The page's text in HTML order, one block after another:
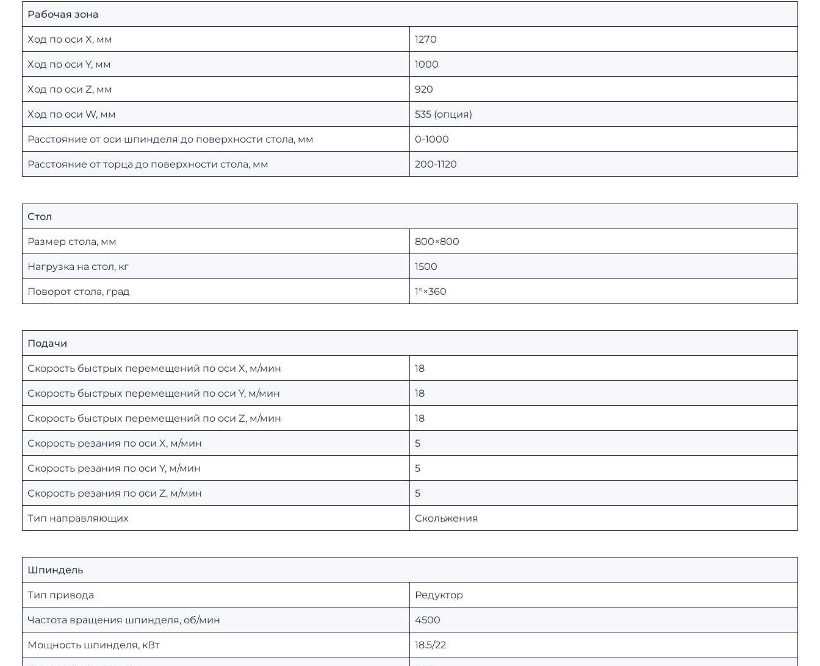
Рабочая зона
Ход по оси X, мм 1270
Ход по оси Y, мм 1000
Ход по оси Z, мм 920
Ход по оси W, мм 535 (опция)
Расстояние от оси шпинделя до поверхности стола, мм 0-1000
Расстояние от торца до поверхности стола, мм 200-1120
Стол
Размер стола, мм 800×800
Нагрузка на стол, кг 1500
Поворот стола, град 1°×360
Подачи
Скорость быстрых перемещений по оси X, м/мин 18
Скорость быстрых перемещений по оси Y, м/мин 18
Скорость быстрых перемещений по оси Z, м/мин 18
Скорость резания по оси X, м/мин 5
Скорость резания по оси Y, м/мин 5
Скорость резания по оси Z, м/мин 5
Тип направляющих Скольжения
Шпиндель
Тип привода Редуктор
Частота вращения шпинделя, об/мин 4500
Мощность шпинделя, кВт 18.5/22